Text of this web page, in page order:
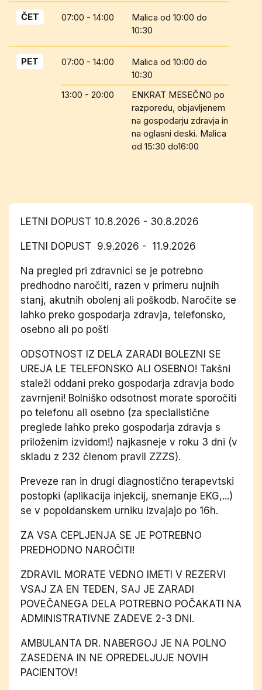
ČET 07:00 - 14:00
Malica od 10:00 do
10:30
PET 07:00 - 14:00
Malica od 10:00 do
10:30
13:00 - 20:00
ENKRAT MESEČNO po
razporedu, objavljenem
na gospodarju zdravja in
na oglasni deski. Malica
od 15:30 do16:00
LETNI DOPUST 10.8.2026 - 30.8.2026
LETNI DOPUST 9.9.2026 - 11.9.2026
Na pregled pri zdravnici se je potrebno
predhodno naročiti, razen v primeru nujnih
stanj, akutnih obolenj ali poškodb. Naročite se
lahko preko gospodarja zdravja, telefonsko,
osebno ali po pošti
ODSOTNOST IZ DELA ZARADI BOLEZNI SE
UREJA LE TELEFONSKO ALI OSEBNO! Takšni
staleži oddani preko gospodarja zdravja bodo
zavrnjeni! Bolniško odsotnost morate sporočiti
po telefonu ali osebno (za specialistične
preglede lahko preko gospodarja zdravja s
priloženim izvidom!) najkasneje v roku 3 dni (v
skladu z 232 členom pravil ZZZS).
Preveze ran in drugi diagnostično terapevtski
postopki (aplikacija injekcij, snemanje EKG,...)
se v popoldanskem urniku izvajajo po 16h.
ZA VSA CEPLJENJA SE JE POTREBNO
PREDHODNO NAROČITI!
ZDRAVIL MORATE VEDNO IMETI V REZERVI
VSAJ ZA EN TEDEN, SAJ JE ZARADI
POVEČANEGA DELA POTREBNO POČAKATI NA
ADMINISTRATIVNE ZADEVE 2-3 DNI.
AMBULANTA DR. NABERGOJ JE NA POLNO
ZASEDENA IN NE OPREDELJUJE NOVIH
PACIENTOV!